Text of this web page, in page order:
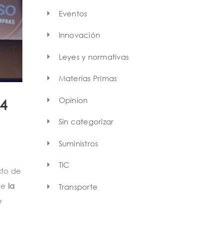
de
la
Eventos
Innovación
Leyes y normativas
Materias Primas
Opinion
Sin categorizar
Suministros
TIC
Transporte